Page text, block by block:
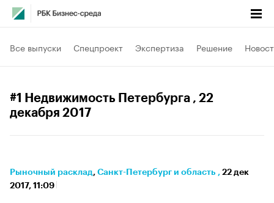
Все выпуски Спецпроект Экспертиза Решение
#1 Недвижимость Петербурга , 22
декабря 2017
Рыночный расклад⁠, Санкт-Петербург и область , 22 дек
2017, 11:09